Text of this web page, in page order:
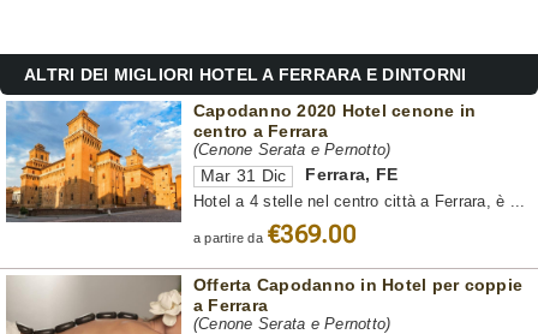
ALTRI DEI MIGLIORI HOTEL A FERRARA E DINTORNI
Capodanno 2020 Hotel cenone in
centro a Ferrara
(Cenone Serata e Pernotto)
Mar 31 Dic Ferrara, FE
Hotel a 4 stelle nel centro città a Ferrara, è ...
a partire da €369.00
Offerta Capodanno in Hotel per coppie
a Ferrara
(Cenone Serata e Pernotto)